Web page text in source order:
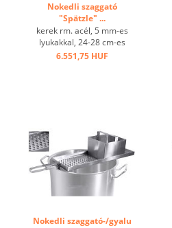
Nokedli szaggató
"Spätzle" ...
kerek rm. acél, 5 mm-es
lyukakkal, 24-28 cm-es
fazékhoz, kenőlappal ...
6.551,75 HUF
Nokedli szaggató-/gyalu